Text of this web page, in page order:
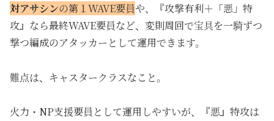
対アサシンの第１WAVE要員や、『攻撃有利＋「悪」特
攻』なら最終WAVE要員など、変則周回で宝具を一騎ずつ
撃つ編成のアタッカーとして運用できます。
難点は、キャスタークラスなこと。
火力・NP支援要員として運用しやすいが、『悪』特攻は